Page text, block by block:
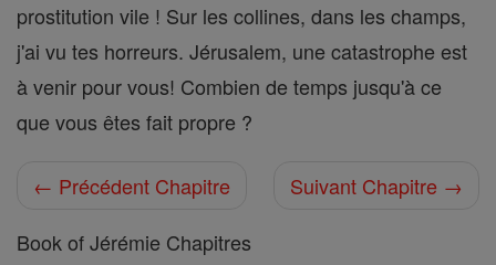
prostitution vile ! Sur les collines, dans les champs,
j'ai vu tes horreurs. Jérusalem, une catastrophe est
à venir pour vous! Combien de temps jusqu'à ce
que vous êtes fait propre ?
← Précédent Chapitre
Suivant Chapitre →
Book of Jérémie Chapitres